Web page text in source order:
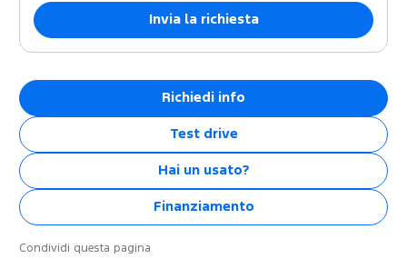
Richiedi info
Test drive
Hai un usato?
Finanziamento
Condividi questa pagina